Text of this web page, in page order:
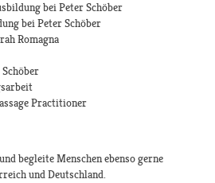
bei Peter Schöber
bei Peter Schöber
Romagna
Practitioner
begleite Menschen ebenso gerne
und Deutschland.